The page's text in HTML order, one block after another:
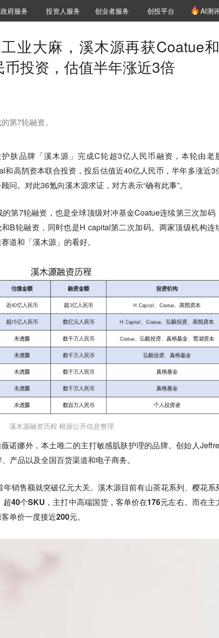
城市之窗
政府服务 VClub投资机构库
投资机构职位推介
投资人服务 创投氪堂
创业者服务 创投平台 AI测
业大麻，溪木源再获Coatue
投资，估值半年涨近3倍
第7轮融资。
肤品牌「溪木源」完成C轮超3亿人民币融资，本轮由老
和高鹄资本联合投资，投后估值近40亿人民币，半年多涨近3
问。对此36氪向溪木源求证，对方表示“确有此事”。
第7轮融资，也是全球顶级对冲基金Coatue连续第三次加码
B轮融资，同时也是H capital第二次加码。两家顶级机构连
道和「溪木源」的看好。
溪木源融资历程 根据公开信息整理
诺娜外，本土唯二的主打敏感肌肤护理的品牌。创始人
产品以及全国百货渠道和电子商务。
销售额就突破亿元大关。溪木源目前有山茶花系列、樱花系
40个SKU，主打中高端国货，客单价在176元左右。而在主
单价一度接近200元。